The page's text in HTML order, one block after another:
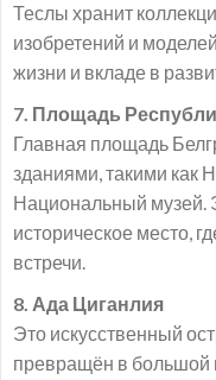
Теслы хранит
изобретений и
жизни и вкладе в
7. Площадь
Главная площадь
зданиями, такими как
Национальный музей.
историческое место,
встречи.
8. Ада Циганлия
Это искусственный
превращён в большой